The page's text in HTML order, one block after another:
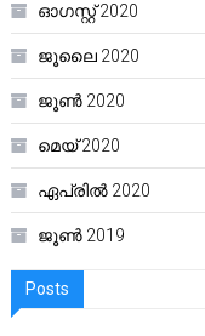
ഓഗസ്റ്റ്‌ 2020
ജൂലൈ 2020
ജൂൺ 2020
മെയ്‌ 2020
ഏപ്രിൽ 2020
ജൂൺ 2019
Posts